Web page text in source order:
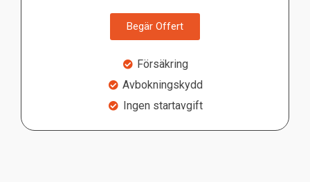
Begär Offert
Försäkring
Avbokningskydd
Ingen startavgift